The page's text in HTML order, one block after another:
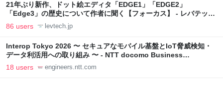
21年ぶり新作、ドット絵エディタ「EDGE1」「EDGE2」
「Edge3」の歴史について作者に聞く【フォーカス】 - レバテック
LAB
86 users levtech.jp
Interop Tokyo 2026 〜 セキュアなモバイル基盤とIoT脅威検知・
データ利活用への取り組み 〜 - NTT docomo Business
Engineers' Blog
18 users engineers.ntt.com